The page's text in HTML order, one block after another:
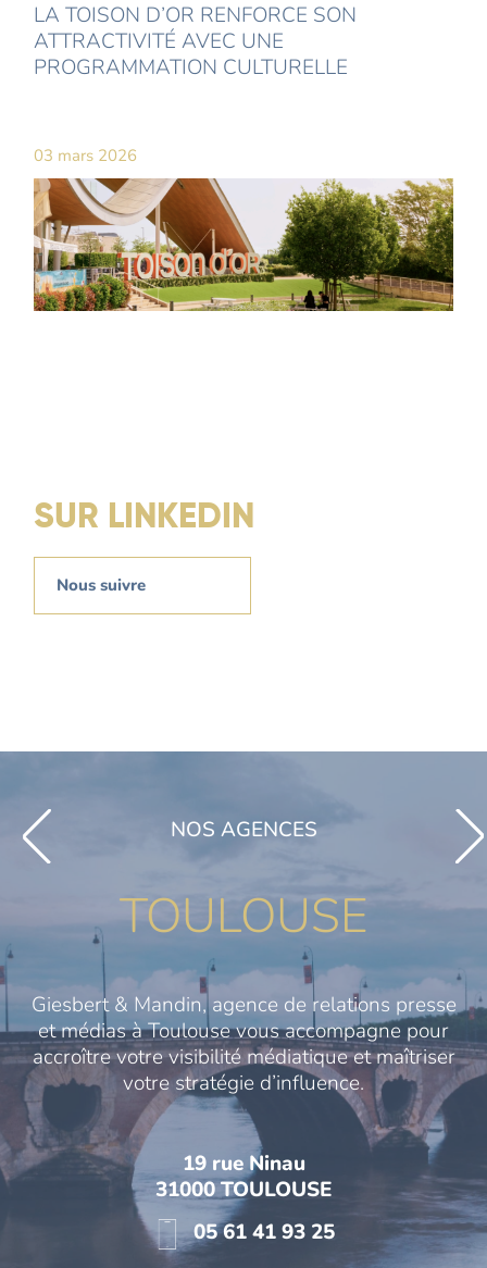
LA TOISON D’OR RENFORCE SON
ATTRACTIVITÉ AVEC UNE
PROGRAMMATION CULTURELLE
03 mars 2026
SUR LINKEDIN
Nous suivre
NOS AGENCES
TOULOUSE
Giesbert & Mandin, agence de relations presse
et médias à Toulouse vous accompagne pour
accroître votre visibilité médiatique et maîtriser
votre stratégie d’influence.
19 rue Ninau
31000 TOULOUSE
05 61 41 93 25